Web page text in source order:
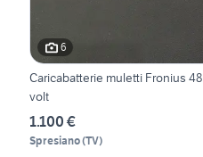
6
Caricabatterie muletti Fronius 48
volt
1.100 €
Spresiano(TV)